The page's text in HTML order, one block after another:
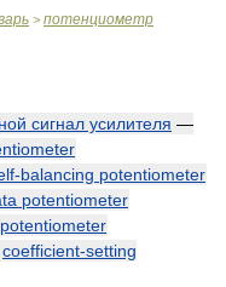
> потенциометр
сигнал усилителя —
balancing potentiometer
potentiometer
coefficient-setting